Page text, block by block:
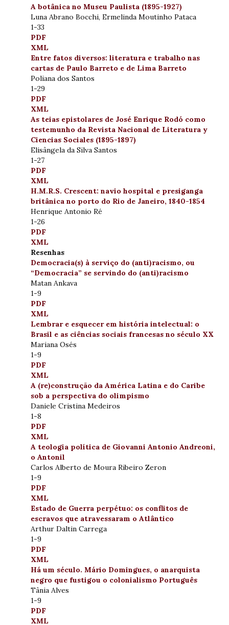
A botânica no Museu Paulista (1895-1927)
Luna Abrano Bocchi, Ermelinda Moutinho Pataca
1-33
PDF
XML
Entre fatos diversos: literatura e trabalho nas
cartas de Paulo Barreto e de Lima Barreto
Poliana dos Santos
1-29
PDF
XML
As teias epistolares de José Enrique Rodó como
testemunho da Revista Nacional de Literatura y
Ciencias Sociales (1895-1897)
Elisângela da Silva Santos
1-27
PDF
XML
H.M.R.S. Crescent: navio hospital e presiganga
britânica no porto do Rio de Janeiro, 1840-1854
Henrique Antonio Ré
1-26
PDF
XML
Resenhas
Democracia(s) à serviço do (anti)racismo, ou
“Democracia” se servindo do (anti)racismo
Matan Ankava
1-9
PDF
XML
Lembrar e esquecer em história intelectual: o
Brasil e as ciências sociais francesas no século XX
Mariana Osés
1-9
PDF
XML
A (re)construção da América Latina e do Caribe
sob a perspectiva do olimpismo
Daniele Cristina Medeiros
1-8
PDF
XML
A teologia política de Giovanni Antonio Andreoni,
o Antonil
Carlos Alberto de Moura Ribeiro Zeron
1-9
PDF
XML
Estado de Guerra perpétuo: os conflitos de
escravos que atravessaram o Atlântico
Arthur Daltin Carrega
1-9
PDF
XML
Há um século. Mário Domingues, o anarquista
negro que fustigou o colonialismo Português
Tânia Alves
1-9
PDF
XML